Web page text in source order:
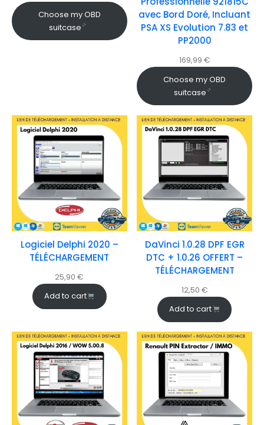
Choose my OBD
suitcase
avec Bord Doré, Incluant
PSA XS Evolution 7.83 et
PP2000
169,99 €
Choose my OBD
suitcase
Logiciel Delphi 2020 –
TÉLÉCHARGEMENT
25,90€
Add to cart
DaVinci 1.0.28 DPF EGR
DTC + 1.0.26 OFFERT –
TÉLÉCHARGEMENT
12,50 €
Add to cart